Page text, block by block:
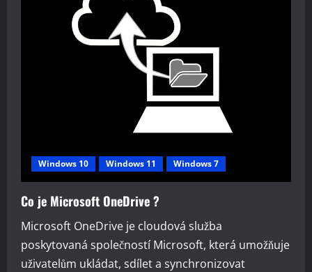
Windows 10 Windows 11 Windows 7
Co je Microsoft OneDrive ?
Microsoft OneDrive je cloudová služba
poskytovaná společností Microsoft, která umožňuje
uživatelům ukládat, sdílet a synchronizovat